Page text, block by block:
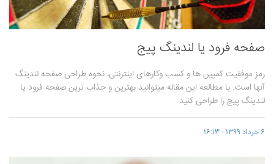
صفحه فرود یا لندینگ پیج
رمز موفقیت کمپین ها و کسب وکارهای اینترنتی، نحوه طراحی صفحه لندینگ
آنها است. با مطالعه این مقاله میتوانید بهترین و جذاب ترین صفحه فرود یا
لندینگ پیج را طراحی کنید
6 خرداد 1399 - 16:13